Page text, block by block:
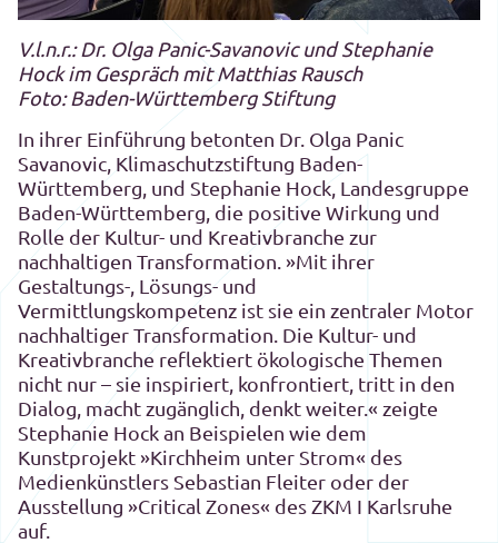
V.l.n.r.: Dr. Olga Panic-Savanovic und Stephanie
Hock im Gespräch mit Matthias Rausch
Foto: Baden-Württemberg Stiftung
In ihrer Einführung betonten Dr. Olga Panic
Savanovic, Klimaschutzstiftung Baden-
Württemberg, und Stephanie Hock, Landesgruppe
Baden-Württemberg, die positive Wirkung und
Rolle der Kultur- und Kreativbranche zur
nachhaltigen Transformation. »Mit ihrer
Gestaltungs-, Lösungs- und
Vermittlungskompetenz ist sie ein zentraler Motor
nachhaltiger Transformation. Die Kultur- und
Kreativbranche reflektiert ökologische Themen
nicht nur – sie inspiriert, konfrontiert, tritt in den
Dialog, macht zugänglich, denkt weiter.« zeigte
Stephanie Hock an Beispielen wie dem
Kunstprojekt »Kirchheim unter Strom« des
Medienkünstlers Sebastian Fleiter oder der
Ausstellung »Critical Zones« des ZKM I Karlsruhe
auf.